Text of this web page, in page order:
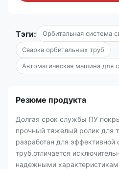
Тэги: Орбитальная система
Сварка орбитальных труб
Автоматическая машина для
Резюме продукта
Долгая срок службы ПУ
прочный тяжелый ролик для
разработан для эффективной
труб.отличается
надежными